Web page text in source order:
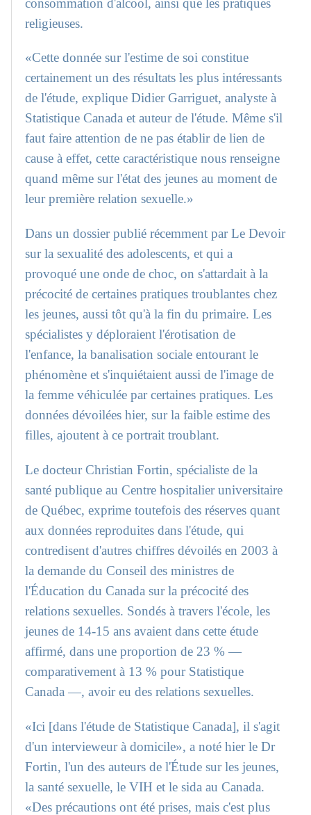
religieuses.
«Cette donnée sur l'estime de soi constitue
certainement un des résultats les plus intéressants
de l'étude, explique Didier Garriguet, analyste à
Statistique Canada et auteur de l'étude. Même s'il
faut faire attention de ne pas établir de lien de
cause à effet, cette caractéristique nous renseigne
quand même sur l'état des jeunes au moment de
leur première relation sexuelle.»
Dans un dossier publié récemment par Le Devoir
sur la sexualité des adolescents, et qui a
provoqué une onde de choc, on s'attardait à la
précocité de certaines pratiques troublantes chez
les jeunes, aussi tôt qu'à la fin du primaire. Les
spécialistes y déploraient l'érotisation de
l'enfance, la banalisation sociale entourant le
phénomène et s'inquiétaient aussi de l'image de
la femme véhiculée par certaines pratiques. Les
données dévoilées hier, sur la faible estime des
filles, ajoutent à ce portrait troublant.
Le docteur Christian Fortin, spécialiste de la
santé publique au Centre hospitalier universitaire
de Québec, exprime toutefois des réserves quant
aux données reproduites dans l'étude, qui
contredisent d'autres chiffres dévoilés en 2003 à
la demande du Conseil des ministres de
l'Éducation du Canada sur la précocité des
relations sexuelles. Sondés à travers l'école, les
jeunes de 14-15 ans avaient dans cette étude
affirmé, dans une proportion de 23 % —
comparativement à 13 % pour Statistique
Canada —, avoir eu des relations sexuelles.
«Ici [dans l'étude de Statistique Canada], il s'agit
d'un intervieweur à domicile», a noté hier le Dr
Fortin, l'un des auteurs de l'Étude sur les jeunes,
la santé sexuelle, le VIH et le sida au Canada.
«Des précautions ont été prises, mais c'est plus